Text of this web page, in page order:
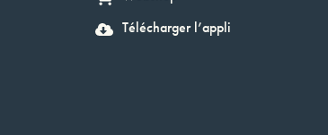
Télécharger l’appli